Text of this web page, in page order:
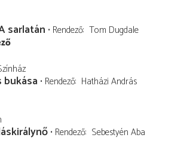
sarlatán Rendező Tom Dugdale
Rendező Hatházi András
Rendező Sebestyén Aba